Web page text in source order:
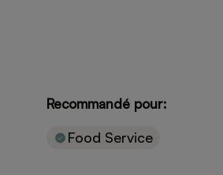
Recommandé pour:
Food Service